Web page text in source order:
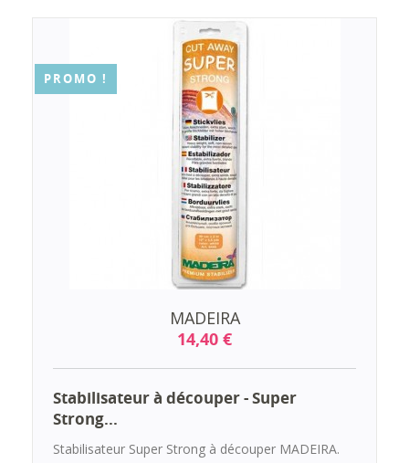
MADEIRA
14,40 €
PROMO !
Stabilisateur à découper - Super
Strong...
Stabilisateur Super Strong à découper MADEIRA.